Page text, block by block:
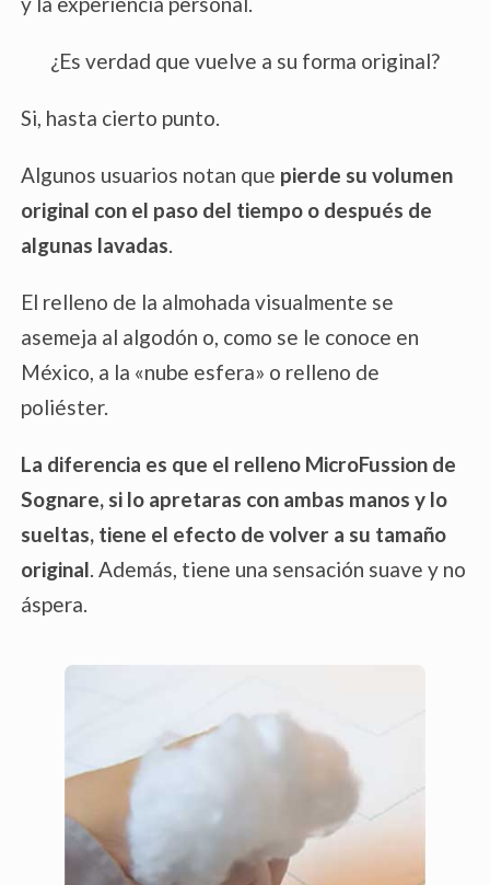
¿Es verdad que vuelve a su forma original?
Si, hasta cierto punto.
Algunos usuarios notan que pierde su volumen
original con el paso del tiempo o después de
algunas lavadas.
El relleno de la almohada visualmente se
asemeja al algodón o, como se le conoce en
México, a la «nube esfera» o relleno de
poliéster.
La diferencia es que el relleno MicroFussion de
Sognare, si lo apretaras con ambas manos y lo
sueltas, tiene el efecto de volver a su tamaño
original. Además, tiene una sensación suave y no
áspera.